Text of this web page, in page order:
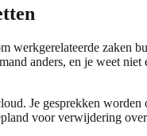
werkgerelateerde zaken
anders, en je weet
Je gesprekken
voor verwijdering